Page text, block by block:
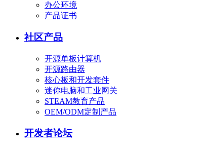
办公环境
产品证书
社区产品
开源单板计算机
开源路由器
核心板和开发套件
迷你电脑和工业网关
STEAM教育产品
OEM/ODM定制产品
开发者论坛